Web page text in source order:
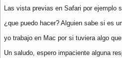
Las vista previas en Safari por ejemplo
¿que puedo hacer? Alguien sabe si es
yo trabajo en Mac por si tuviera algo
Un saludo, espero impaciente alguna